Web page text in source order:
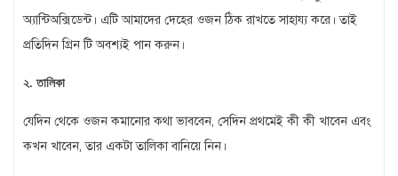
অ্যান্টিঅক্সিডেন্ট। এটি আমাদের দেহের ওজন ঠিক রাখতে সাহায্য করে। তাই
প্রতিদিন গ্রিন টি অবশ্যই পান করুন।
২. তালিকা
যেদিন থেকে ওজন কমানোর কথা ভাববেন, সেদিন প্রথমেই কী কী খাবেন এবং
কখন খাবেন, তার একটা তালিকা বানিয়ে নিন।